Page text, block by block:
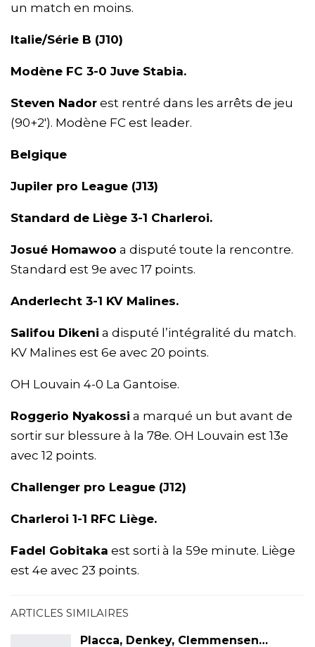
un match en moins.
Italie/Série B (J10)
Modène FC 3-0 Juve Stabia.
Steven Nador est rentré dans les arrêts de jeu
(90+2′). Modène FC est leader.
Belgique
Jupiler pro League (J13)
Standard de Liège 3-1 Charleroi.
Josué Homawoo a disputé toute la rencontre.
Standard est 9e avec 17 points.
Anderlecht 3-1 KV Malines.
Salifou Dikeni a disputé l’intégralité du match.
KV Malines est 6e avec 20 points.
OH Louvain 4-0 La Gantoise.
Roggerio Nyakossi a marqué un but avant de
sortir sur blessure à la 78e. OH Louvain est 13e
avec 12 points.
Challenger pro League (J12)
Charleroi 1-1 RFC Liège.
Fadel Gobitaka est sorti à la 59e minute. Liège
est 4e avec 23 points.
ARTICLES SIMILAIRES
Placca, Denkey, Clemmensen…